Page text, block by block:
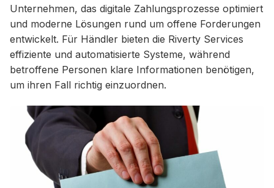
Unternehmen, das digitale Zahlungsprozesse optimiert
und moderne Lösungen rund um offene Forderungen
entwickelt. Für Händler bieten die Riverty Services
effiziente und automatisierte Systeme, während
betroffene Personen klare Informationen benötigen,
um ihren Fall richtig einzuordnen.